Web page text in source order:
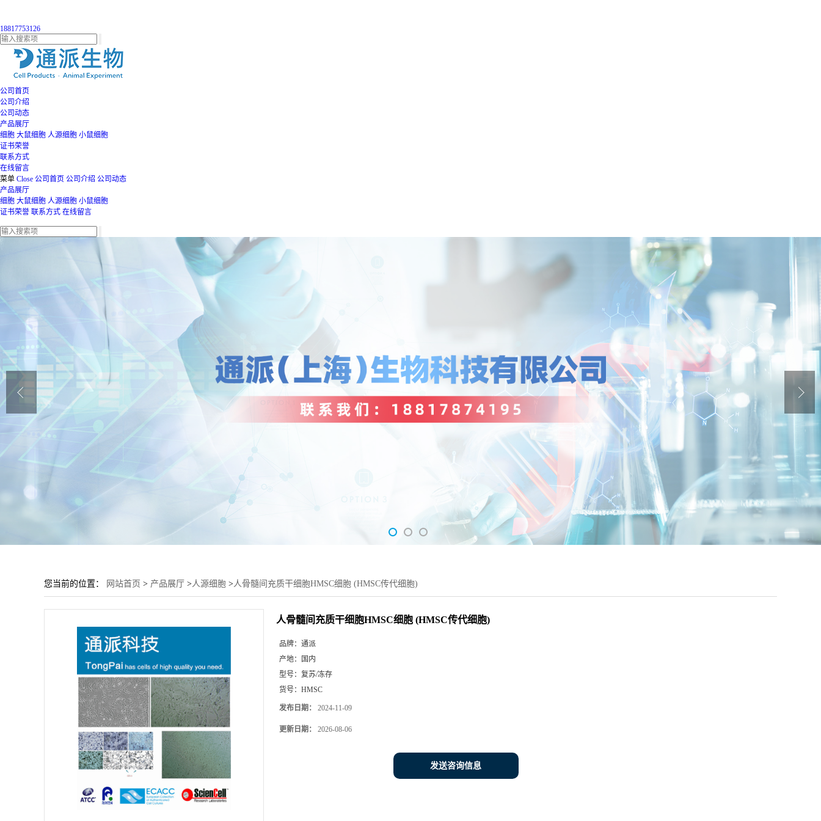
18817753126
公司首页
公司介绍
公司动态
产品展厅
细胞 大鼠细胞 人源细胞 小鼠细胞
证书荣誉
联系方式
在线留言
菜单 Close 公司首页 公司介绍 公司动态
产品展厅
细胞 大鼠细胞 人源细胞 小鼠细胞
证书荣誉 联系方式 在线留言
您当前的位置： 网站首页 > 产品展厅 >人源细胞 >人骨髓间充质干细胞HMSC细胞 (HMSC传代细胞)
人骨髓间充质干细胞HMSC细胞 (HMSC传代细胞)
品牌： 通派
产地：
国内
型号： 复苏/冻存
货号： HMSC
发布日期： 2024-11-09
更新日期： 2026-08-06
发送咨询信息